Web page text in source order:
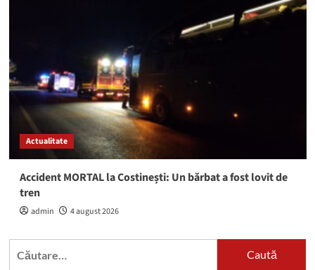
Actualitate
Accident MORTAL la Costinești: Un bărbat a fost lovit de
tren
admin 4 august 2026